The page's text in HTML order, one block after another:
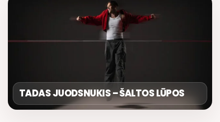
TADAS JUODSNUKIS – ŠALTOS LŪPOS